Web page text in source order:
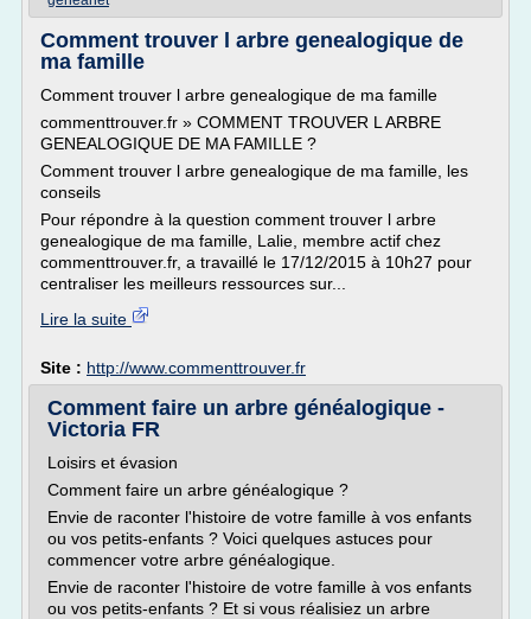
Comment trouver l arbre genealogique de
ma famille
Comment trouver l arbre genealogique de ma famille
commenttrouver.fr » COMMENT TROUVER L ARBRE
GENEALOGIQUE DE MA FAMILLE ?
Comment trouver l arbre genealogique de ma famille, les
conseils
Pour répondre à la question comment trouver l arbre
genealogique de ma famille, Lalie, membre actif chez
commenttrouver.fr, a travaillé le 17/12/2015 à 10h27 pour
centraliser les meilleurs ressources sur...
Lire la suite
Site : http://www.commenttrouver.fr
Comment faire un arbre généalogique -
Victoria FR
Loisirs et évasion
Comment faire un arbre généalogique ?
Envie de raconter l'histoire de votre famille à vos enfants
ou vos petits-enfants ? Voici quelques astuces pour
commencer votre arbre généalogique.
Envie de raconter l'histoire de votre famille à vos enfants
ou vos petits-enfants ? Et si vous réalisiez un arbre